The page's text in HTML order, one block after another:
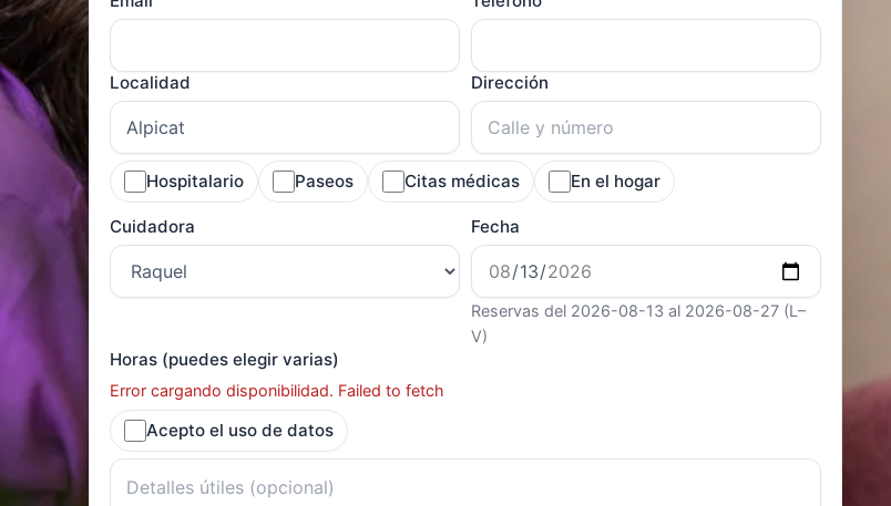
Localidad Dirección
Hospitalario Paseos Citas médicas En el hogar
Cuidadora Fecha
Reservas del 2026-08-13 al 2026-08-27 (L–
V)
Horas (puedes elegir varias)
Error cargando disponibilidad. Failed to fetch
Acepto el uso de datos